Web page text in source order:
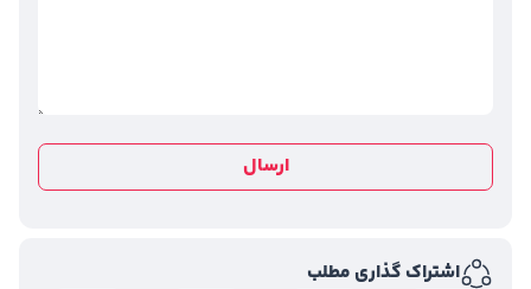
ارسال
اشتراک گذاری مطلب